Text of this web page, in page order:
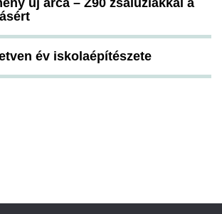
új arca – Z90 zsaluziákkal a
év iskolaépítészete